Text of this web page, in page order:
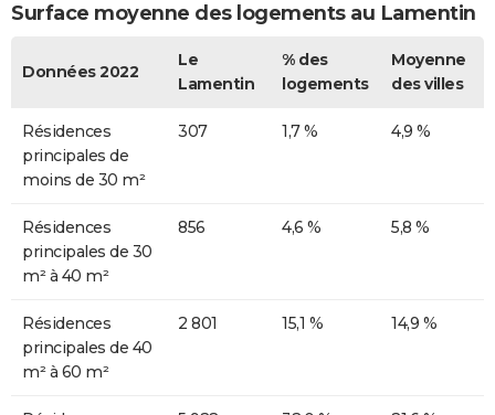
Surface moyenne des logements au Lamentin
Données 2022
Le
Lamentin
% des
logements
Moyenne
des villes
Résidences
principales de
moins de 30 m²
307 1,7 % 4,9 %
Résidences
principales de 30
m² à 40 m²
856 4,6 % 5,8 %
Résidences
principales de 40
m² à 60 m²
2 801 15,1 % 14,9 %